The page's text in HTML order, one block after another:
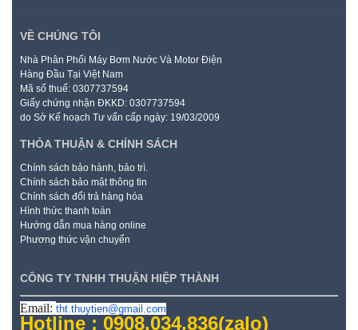
VỀ CHÚNG TÔI
Nhà Phân Phối Máy Bơm Nước Và Motor Điện
Hàng Đầu Tại Việt Nam
Mã số thuế: 0307737594
Giấy chứng nhận ĐKKD: 0307737594
do Sở Kế hoạch Tư vấn cấp ngày: 19/03/2009
THỎA THUẬN & CHÍNH SÁCH
Chính sách bảo hành, bảo trì.
Chính sách bảo mật thông tin
Chính sách đổi trả hàng hóa
Hình thức thanh toán
Hướng dẫn mua hàng online
Phương thức vận chuyển
CÔNG TY TNHH THUẬN HIỆP THÀNH
Email: tht.thuytien@gmail.com
Hotline : 0908.034.836(zalo)